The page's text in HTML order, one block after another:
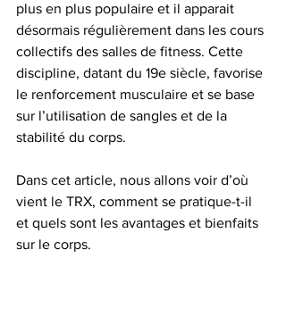
plus en plus populaire et il apparait
désormais régulièrement dans les cours
collectifs des salles de fitness. Cette
discipline, datant du 19e siècle, favorise
le renforcement musculaire et se base
sur l’utilisation de sangles et de la
stabilité du corps.
Dans cet article, nous allons voir d’où
vient le TRX, comment se pratique-t-il
et quels sont les avantages et bienfaits
sur le corps.